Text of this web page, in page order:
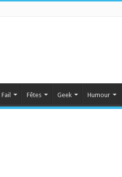
Fail Fêtes Geek Humour